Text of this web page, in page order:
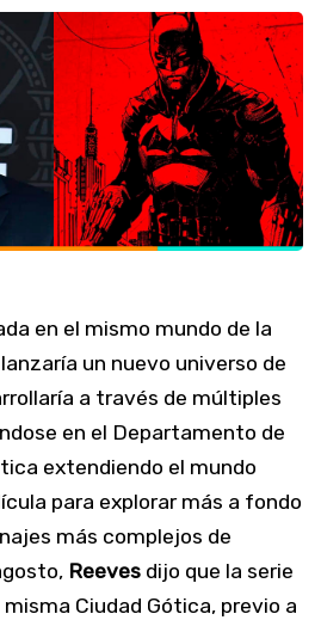
en el mismo mundo de la
un nuevo universo de
a través de múltiples
en el Departamento de
extendiendo el mundo
para explorar más a fondo
más complejos de
Reeves dijo que la serie
Ciudad Gótica, previo a